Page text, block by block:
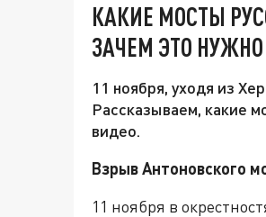
КАКИЕ МОСТЫ
ЗАЧЕМ ЭТО НУЖНО
11 ноября, уходя из
Рассказываем, какие
видео.
Взрыв Антоновского
11 ноября в